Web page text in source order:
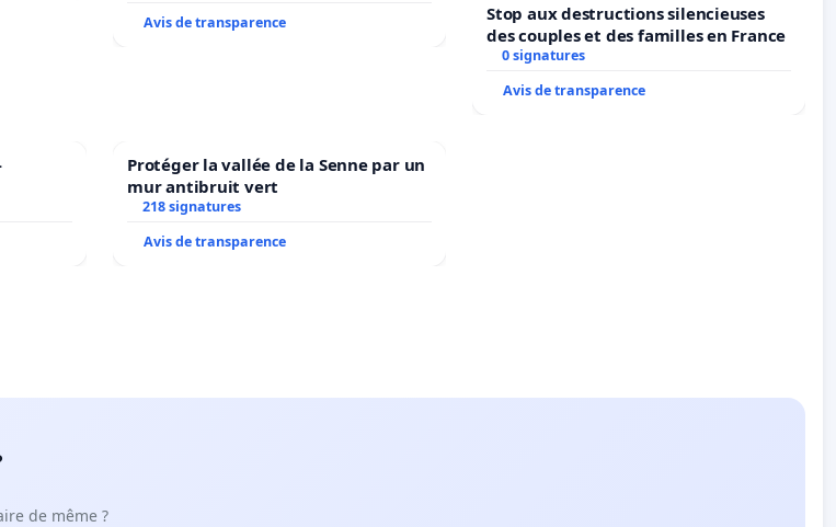
Avis de transparence
Stop aux destructions silencieuses
des couples et des familles en France
0 signatures
Avis de transparence
Protéger la vallée de la Senne par un
mur antibruit vert
218 signatures
Avis de transparence
de même ?